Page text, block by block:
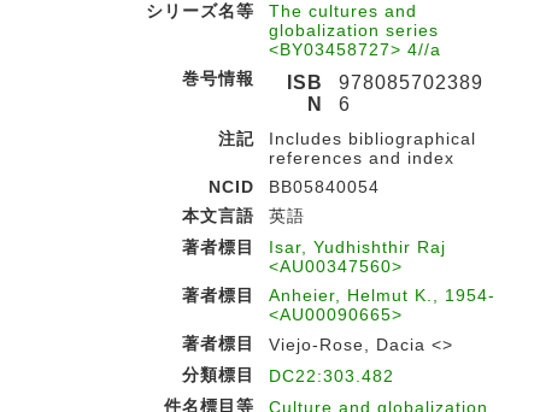
シリーズ名等
The cultures and
globalization series
<BY03458727> 4//a
巻号情報
ISB
N
978085702389
6
注記
Includes bibliographical
references and index
NCID
BB05840054
本文言語
英語
著者標目
Isar, Yudhishthir Raj
<AU00347560>
著者標目
Anheier, Helmut K., 1954-
<AU00090665>
著者標目
Viejo-Rose, Dacia <>
分類標目
DC22:303.482
件名標目等
Culture and globalization